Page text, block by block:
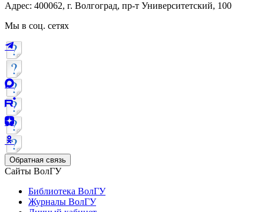
Адрес: 400062, г. Волгоград, пр-т Университетский, 100
Мы в соц. сетях
Обратная связь
Сайты ВолГУ
Библиотека ВолГУ
Журналы ВолГУ